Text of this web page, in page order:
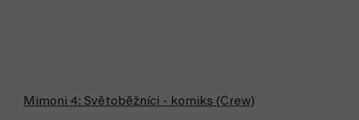
Mimoni 4: Světoběžníci - komiks (Crew)